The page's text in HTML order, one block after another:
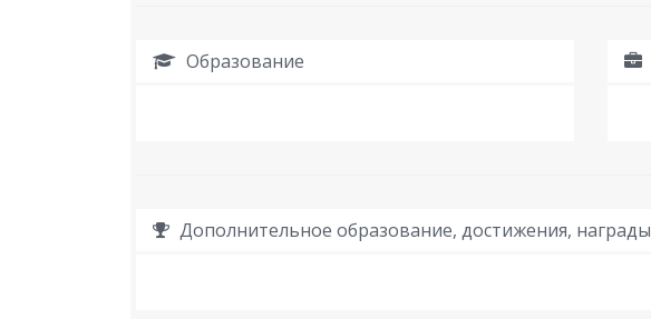
Образование
Дополнительное образование, достижения, награды